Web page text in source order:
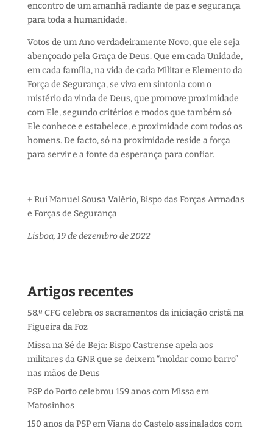
encontro de um amanhã radiante de paz e segurança
para toda a humanidade.
Votos de um Ano verdadeiramente Novo, que ele seja
abençoado pela Graça de Deus. Que em cada Unidade,
em cada família, na vida de cada Militar e Elemento da
Força de Segurança, se viva em sintonia com o
mistério da vinda de Deus, que promove proximidade
com Ele, segundo critérios e modos que também só
Ele conhece e estabelece, e proximidade com todos os
homens. De facto, só na proximidade reside a força
para servir e a fonte da esperança para confiar.
+ Rui Manuel Sousa Valério, Bispo das Forças Armadas
e Forças de Segurança
Lisboa, 19 de dezembro de 2022
Artigos recentes
58.º CFG celebra os sacramentos da iniciação cristã na
Figueira da Foz
Missa na Sé de Beja: Bispo Castrense apela aos
militares da GNR que se deixem “moldar como barro”
nas mãos de Deus
PSP do Porto celebrou 159 anos com Missa em
Matosinhos
150 anos da PSP em Viana do Castelo assinalados com